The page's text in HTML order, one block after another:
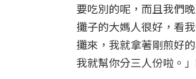
要吃別的呢，而且我們
攤子的大媽人很好，看
攤來，我就拿著剛煎好
我就幫你分三人份啦。